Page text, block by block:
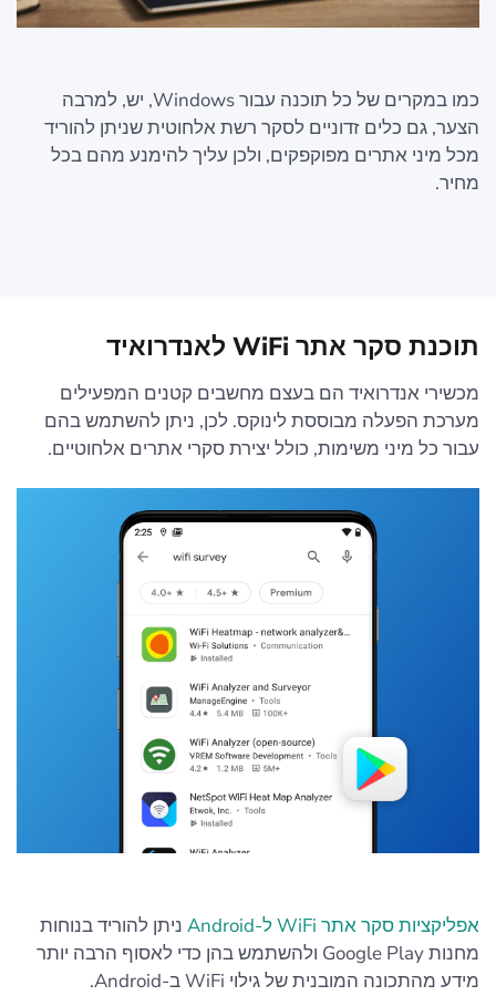
כמו במקרים של כל תוכנה עבור Windows, יש, למרבה
הצער, גם כלים זדוניים לסקר רשת אלחוטית שניתן להוריד
מכל מיני אתרים מפוקפקים, ולכן עליך להימנע מהם בכל
מחיר.
תוכנת סקר אתר WiFi לאנדרואיד
מכשירי אנדרואיד הם בעצם מחשבים קטנים המפעילים
מערכת הפעלה מבוססת לינוקס. לכן, ניתן להשתמש בהם
עבור כל מיני משימות, כולל יצירת סקרי אתרים אלחוטיים.
אפליקציות סקר אתר WiFi ל-Android
ניתן להוריד בנוחות
מחנות Google Play ולהשתמש בהן כדי לאסוף הרבה יותר
מידע מהתכונה המובנית של גילוי WiFi ב-Android.